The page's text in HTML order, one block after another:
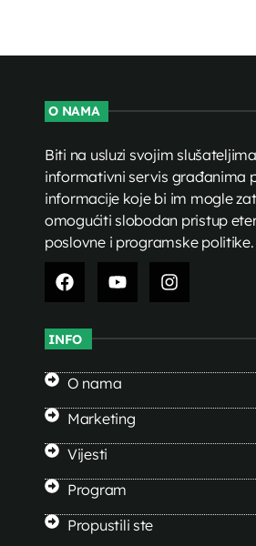
O NAMA
Biti na usluzi svojim
informativni servis građanima
informacije koje bi im mogle
omogućiti slobodan pristup
poslovne i programske politike.
INFO
O nama
Marketing
Vijesti
Program
Propustili ste